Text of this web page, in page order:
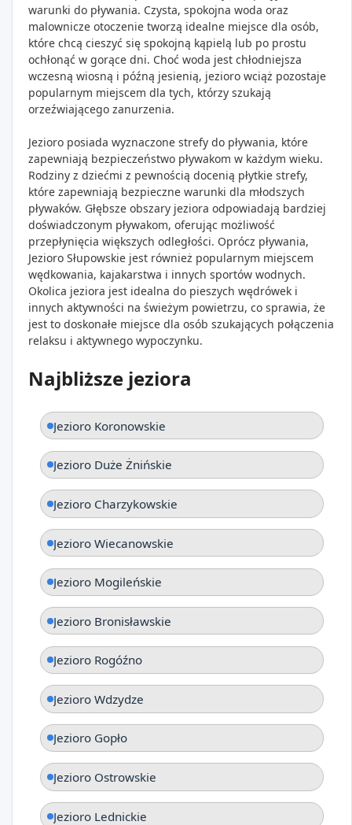
warunki do pływania. Czysta, spokojna woda oraz
malownicze otoczenie tworzą idealne miejsce dla osób,
które chcą cieszyć się spokojną kąpielą lub po prostu
ochłonąć w gorące dni. Choć woda jest chłodniejsza
wczesną wiosną i późną jesienią, jezioro wciąż pozostaje
popularnym miejscem dla tych, którzy szukają
orzeźwiającego zanurzenia.
Jezioro posiada wyznaczone strefy do pływania, które
zapewniają bezpieczeństwo pływakom w każdym wieku.
Rodziny z dziećmi z pewnością docenią płytkie strefy,
które zapewniają bezpieczne warunki dla młodszych
pływaków. Głębsze obszary jeziora odpowiadają bardziej
doświadczonym pływakom, oferując możliwość
przepłynięcia większych odległości. Oprócz pływania,
Jezioro Słupowskie jest również popularnym miejscem
wędkowania, kajakarstwa i innych sportów wodnych.
Okolica jeziora jest idealna do pieszych wędrówek i
innych aktywności na świeżym powietrzu, co sprawia, że
jest to doskonałe miejsce dla osób szukających połączenia
relaksu i aktywnego wypoczynku.
Najbliższe jeziora
Jezioro Koronowskie
Jezioro Duże Żnińskie
Jezioro Charzykowskie
Jezioro Wiecanowskie
Jezioro Mogileńskie
Jezioro Bronisławskie
Jezioro Rogóźno
Jezioro Wdzydze
Jezioro Gopło
Jezioro Ostrowskie
Jezioro Lednickie